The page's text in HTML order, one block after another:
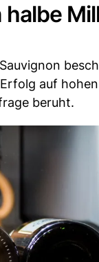
halbe
auf hohen
beruht.